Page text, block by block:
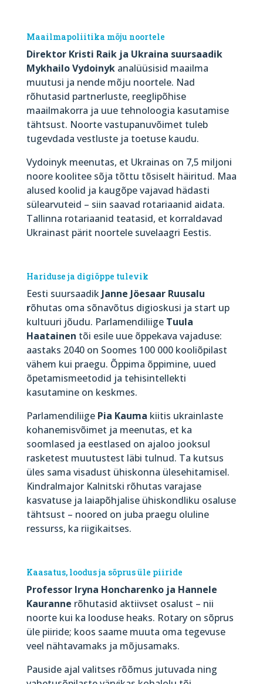
Maailmapoliitika mõju noortele
Direktor Kristi Raik ja Ukraina suursaadik
Mykhailo Vydoinykanalüüsisid maailma
muutusi ja nende mõju noortele. Nad
rõhutasid partnerluste, reeglipõhise
maailmakorra ja uue tehnoloogia kasutamise
tähtsust. Noorte vastupanuvõimet tuleb
tugevdada vestluste ja toetuse kaudu.
Vydoinyk meenutas, et Ukrainas on 7,5 miljoni
noore koolitee sõja tõttu tõsiselt häiritud. Maa
alused koolid ja kaugõpe vajavad hädasti
sülearvuteid – siin saavad rotariaanid aidata.
Tallinna rotariaanid teatasid, et korraldavad
Ukrainast pärit noortele suvelaagri Eestis.
Hariduse ja digiõppe tulevik
Eesti suursaadik Janne Jöesaar Ruusalu
rõhutas oma sõnavõtus digioskusi ja start up
kultuuri jõudu. Parlamendiliige Tuula
Haatainen tõi esile uue õppekava vajaduse:
aastaks 2040 on Soomes 100 000 kooliõpilast
vähem kui praegu. Õppima õppimine, uued
õpetamismeetodid ja tehisintellekti
kasutamine on keskmes.
Parlamendiliige Pia Kauma kiitis ukrainlaste
kohanemisvõimet ja meenutas, et ka
soomlased ja eestlased on ajaloo jooksul
rasketest muutustest läbi tulnud. Ta kutsus
üles sama visadust ühiskonna ülesehitamisel.
Kindralmajor Kalnitski rõhutas varajase
kasvatuse ja laiapõhjalise ühiskondliku osaluse
tähtsust – noored on juba praegu oluline
ressurss, ka riigikaitses.
Kaasatus, loodus ja sõprus üle piiride
Professor Iryna Honcharenko ja Hannele
Kauranne rõhutasid aktiivset osalust – nii
noorte kui ka looduse heaks. Rotary on sõprus
üle piiride; koos saame muuta oma tegevuse
veel nähtavamaks ja mõjusamaks.
Pauside ajal valitses rõõmus jutuvada ning